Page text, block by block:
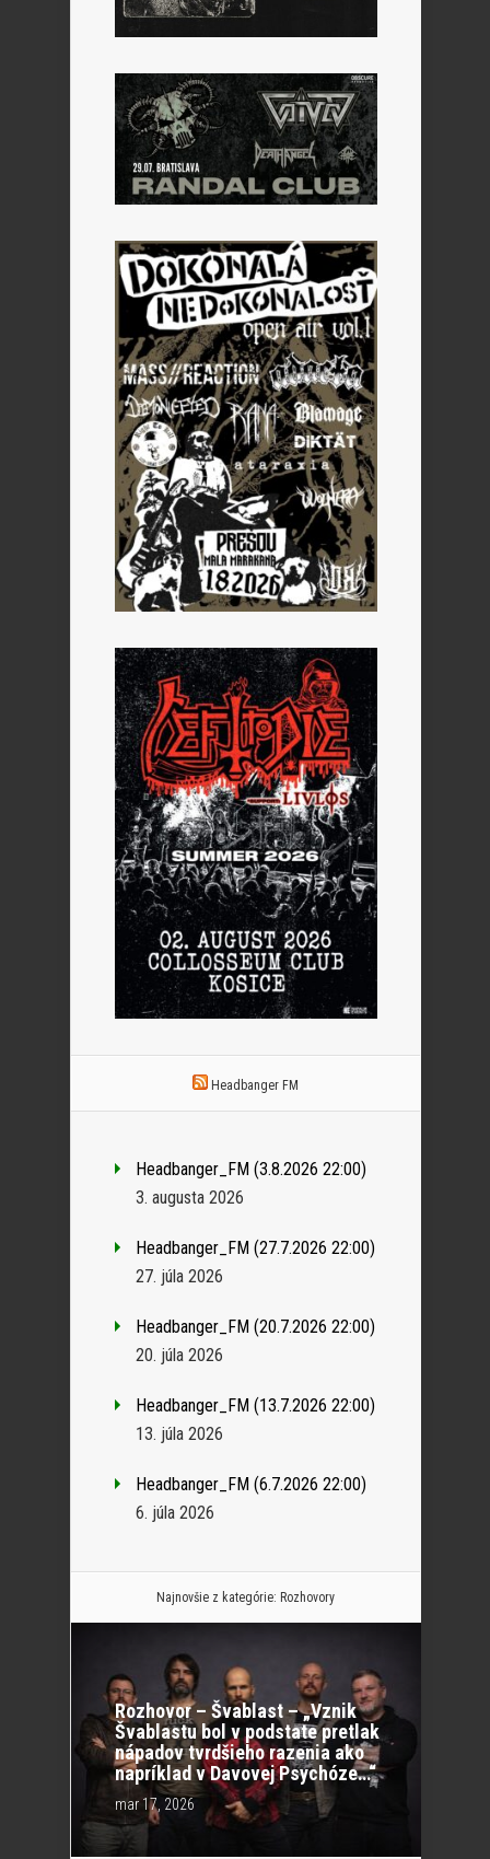
Headbanger FM
Headbanger_FM (3.8.2026 22:00)
3. augusta 2026
Headbanger_FM (27.7.2026 22:00)
27. júla 2026
Headbanger_FM (20.7.2026 22:00)
20. júla 2026
Headbanger_FM (13.7.2026 22:00)
13. júla 2026
Headbanger_FM (6.7.2026 22:00)
6. júla 2026
Najnovšie z kategórie: Rozhovory
Rozhovor – Švablast – „Vznik
Švablastu bol v podstate pretlak
nápadov tvrdšieho razenia ako
napríklad v Davovej Psychóze…“
mar 17, 2026